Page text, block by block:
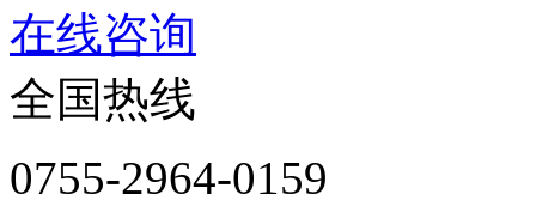
在线咨询
全国热线
0755-2964-0159